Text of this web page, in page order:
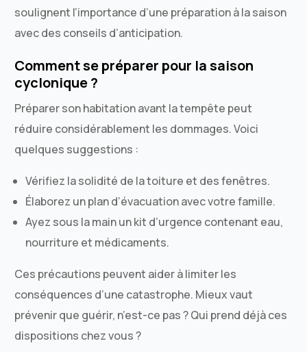
soulignent l’importance d’une préparation à la saison
avec des conseils d’anticipation.
Comment se préparer pour la saison
cyclonique ?
Préparer son habitation avant la tempête peut
réduire considérablement les dommages. Voici
quelques suggestions :
Vérifiez la solidité de la toiture et des fenêtres.
Élaborez un plan d’évacuation avec votre famille.
Ayez sous la main un kit d’urgence contenant eau,
nourriture et médicaments.
Ces précautions peuvent aider à limiter les
conséquences d’une catastrophe. Mieux vaut
prévenir que guérir, n’est-ce pas ? Qui prend déjà ces
dispositions chez vous ?